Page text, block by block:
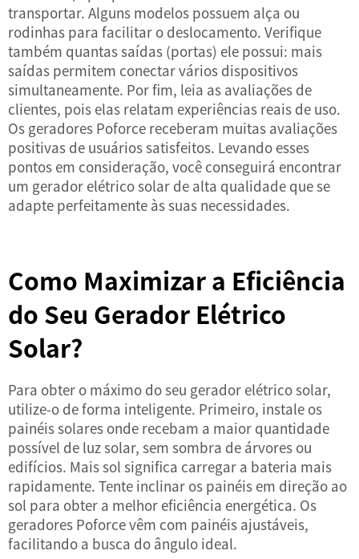
transportar. Alguns modelos possuem alça ou
rodinhas para facilitar o deslocamento. Verifique
também quantas saídas (portas) ele possui: mais
saídas permitem conectar vários dispositivos
simultaneamente. Por fim, leia as avaliações de
clientes, pois elas relatam experiências reais de uso.
Os geradores Poforce receberam muitas avaliações
positivas de usuários satisfeitos. Levando esses
pontos em consideração, você conseguirá encontrar
um gerador elétrico solar de alta qualidade que se
adapte perfeitamente às suas necessidades.
Como Maximizar a Eficiência
do Seu Gerador Elétrico
Solar?
Para obter o máximo do seu gerador elétrico solar,
utilize-o de forma inteligente. Primeiro, instale os
painéis solares onde recebam a maior quantidade
possível de luz solar, sem sombra de árvores ou
edifícios. Mais sol significa carregar a bateria mais
rapidamente. Tente inclinar os painéis em direção ao
sol para obter a melhor eficiência energética. Os
geradores Poforce vêm com painéis ajustáveis,
facilitando a busca do ângulo ideal.